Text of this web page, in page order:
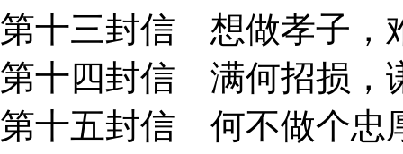
第十三封信 想做孝子，
第十四封信 满何招损，
第十五封信 何不做个忠